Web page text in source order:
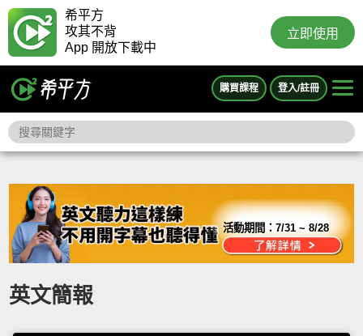
希平方
攻其不背
App 開放下載中
立即使用
購買課程 登入/註冊
活動期間：7/31 ~ 8/28
英文簡報